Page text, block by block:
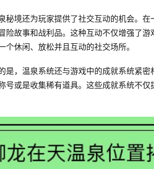
秘境还为玩家提供了社交互动的机会。
险故事和战利品。这种互动不仅增强了
个休闲、放松并且互动的社交场所。
是，温泉系统还与游戏中的成就系统紧
号或是收集稀有道具。这些成就系统不